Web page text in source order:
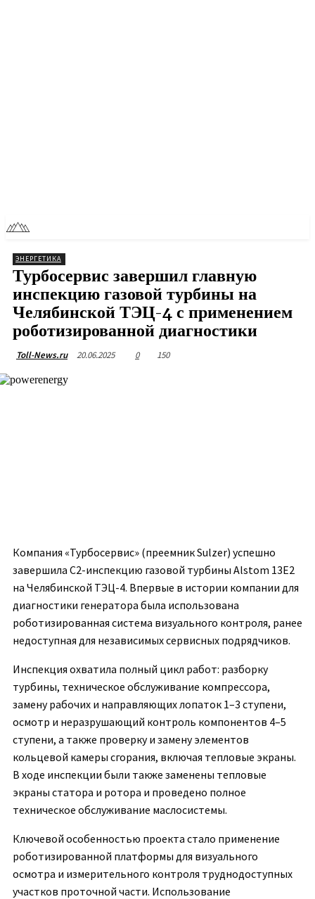
ЭНЕРГЕТИКА
Турбосервис завершил главную
инспекцию газовой турбины на
Челябинской ТЭЦ-4 с применением
роботизированной диагностики
Toll-News.ru 20.06.2025 0 150
Компания «Турбосервис» (преемник Sulzer) успешно
завершила С2-инспекцию газовой турбины Alstom 13E2
на Челябинской ТЭЦ-4. Впервые в истории компании для
диагностики генератора была использована
роботизированная система визуального контроля, ранее
недоступная для независимых сервисных подрядчиков.
Инспекция охватила полный цикл работ: разборку
турбины, техническое обслуживание компрессора,
замену рабочих и направляющих лопаток 1–3 ступени,
осмотр и неразрушающий контроль компонентов 4–5
ступени, а также проверку и замену элементов
кольцевой камеры сгорания, включая тепловые экраны.
В ходе инспекции были также заменены тепловые
экраны статора и ротора и проведено полное
техническое обслуживание маслосистемы.
Ключевой особенностью проекта стало применение
роботизированной платформы для визуального
осмотра и измерительного контроля труднодоступных
участков проточной части. Использование